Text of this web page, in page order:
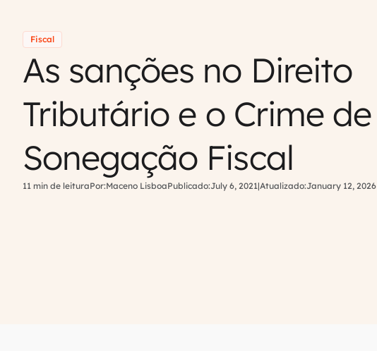
Fiscal
As sanções no Direito
Tributário e o Crime de
Sonegação Fiscal
11 min de leituraPor:Maceno LisboaPublicado:July 6, 2021|Atualizado:January 12, 2026